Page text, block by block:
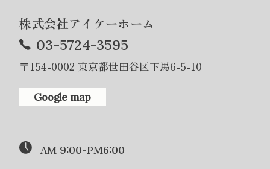
株式会社アイケーホーム
03-5724-3595
〒154-0002 東京都世田谷区下馬6-5-10
Google map
AM 9:00-PM6:00